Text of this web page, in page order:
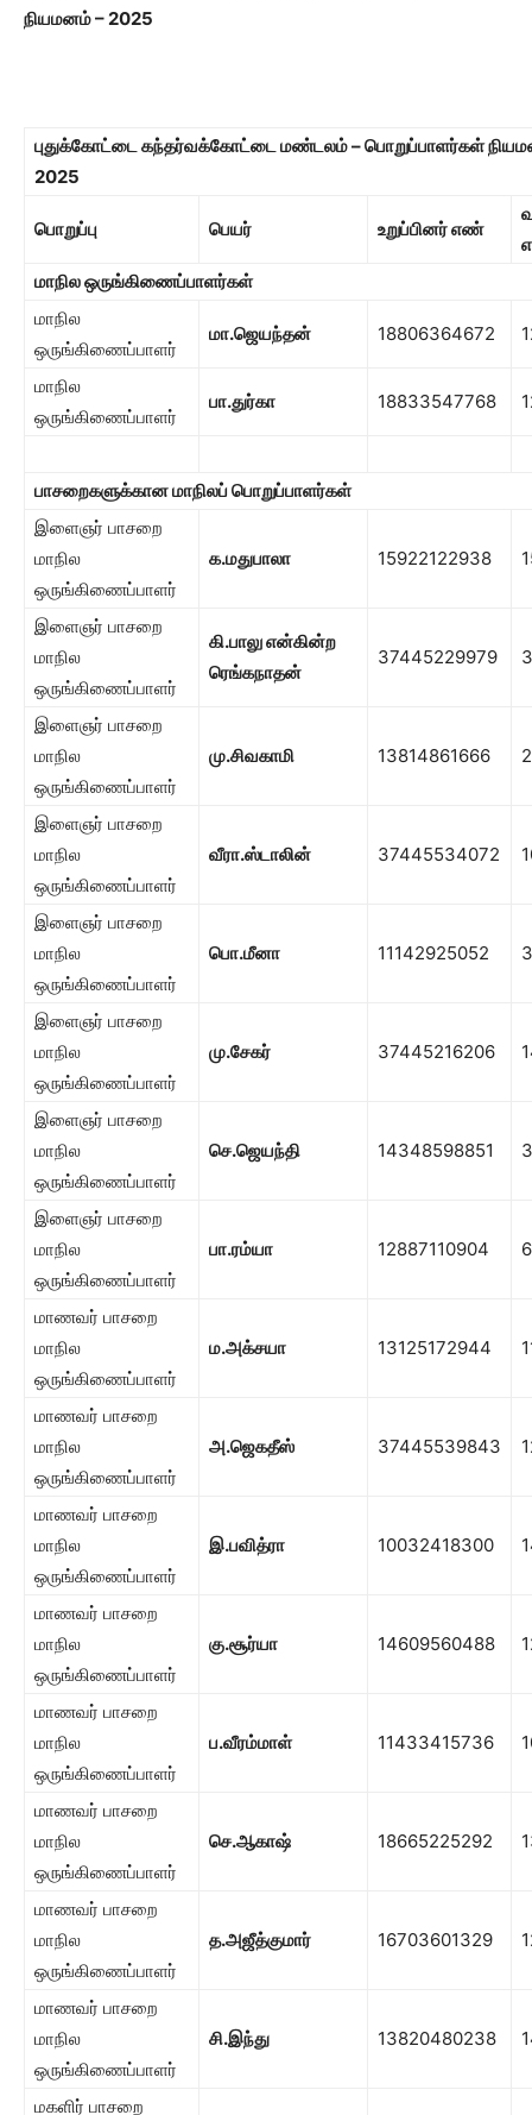
நியமனம் – 2025
புதுக்கோட்டை கந்தர்வக்கோட்டை மண்டலம் – பொறுப்பாளர்கள்
2025
பொறுப்பு பெயர் உறுப்பினர் எண்
மாநில ஒருங்கிணைப்பாளர்கள்
மாநில
ஒருங்கிணைப்பாளர்
மா.ஜெயந்தன் 18806364672
மாநில
ஒருங்கிணைப்பாளர்
பா.துர்கா 18833547768
பாசறைகளுக்கான மாநிலப் பொறுப்பாளர்கள்
இளைஞர் பாசறை
மாநில
ஒருங்கிணைப்பாளர்
க.மதுபாலா 15922122938
இளைஞர் பாசறை
மாநில
ஒருங்கிணைப்பாளர்
கி.பாலு என்கின்ற
ரெங்கநாதன்
37445229979
இளைஞர் பாசறை
மாநில
ஒருங்கிணைப்பாளர்
மு.சிவகாமி 13814861666
இளைஞர் பாசறை
மாநில
ஒருங்கிணைப்பாளர்
வீரா.ஸ்டாலின் 37445534072
இளைஞர் பாசறை
மாநில
ஒருங்கிணைப்பாளர்
பொ.மீனா 11142925052
இளைஞர் பாசறை
மாநில
ஒருங்கிணைப்பாளர்
மு.சேகர் 37445216206
இளைஞர் பாசறை
மாநில
ஒருங்கிணைப்பாளர்
செ.ஜெயந்தி 14348598851
இளைஞர் பாசறை
மாநில
ஒருங்கிணைப்பாளர்
பா.ரம்யா 12887110904
மாணவர் பாசறை
மாநில
ஒருங்கிணைப்பாளர்
ம.அக்சயா 13125172944
மாணவர் பாசறை
மாநில
ஒருங்கிணைப்பாளர்
அ.ஜெகதீஸ் 37445539843
மாணவர் பாசறை
மாநில
ஒருங்கிணைப்பாளர்
இ.பவித்ரா 10032418300
மாணவர் பாசறை
மாநில
ஒருங்கிணைப்பாளர்
கு.சூர்யா 14609560488
மாணவர் பாசறை
மாநில
ஒருங்கிணைப்பாளர்
ப.வீரம்மாள் 11433415736
மாணவர் பாசறை
மாநில
ஒருங்கிணைப்பாளர்
செ.ஆகாஷ் 18665225292
மாணவர் பாசறை
மாநில
ஒருங்கிணைப்பாளர்
த.அஜீத்குமார் 16703601329
மாணவர் பாசறை
மாநில
ஒருங்கிணைப்பாளர்
சி.இந்து 13820480238
மகளிர் பாசறை